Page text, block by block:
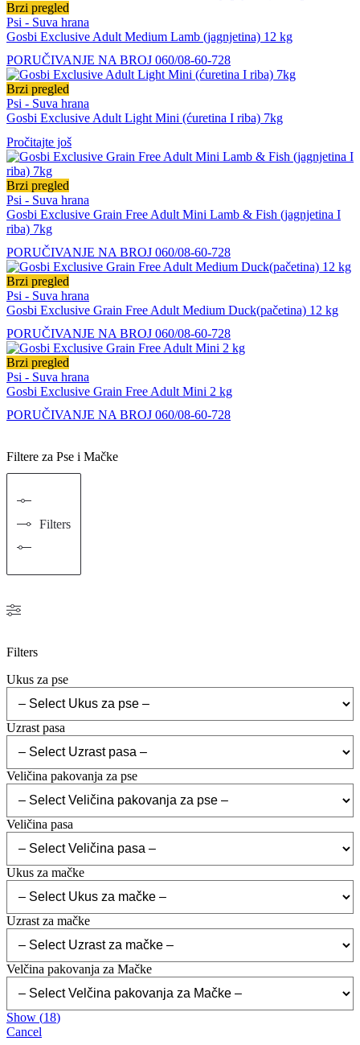
Brzi pregled
Psi - Suva hrana
Gosbi Exclusive Adult Medium Lamb (jagnjetina) 12 kg
PORUČIVANJE NA BROJ 060/08-60-728
Brzi pregled
Psi - Suva hrana
Gosbi Exclusive Adult Light Mini (ćuretina I riba) 7kg
Pročitajte još
Brzi pregled
Psi - Suva hrana
Gosbi Exclusive Grain Free Adult Mini Lamb & Fish (jagnjetina I
riba) 7kg
PORUČIVANJE NA BROJ 060/08-60-728
Brzi pregled
Psi - Suva hrana
Gosbi Exclusive Grain Free Adult Medium Duck(pačetina) 12 kg
PORUČIVANJE NA BROJ 060/08-60-728
Brzi pregled
Psi - Suva hrana
Gosbi Exclusive Grain Free Adult Mini 2 kg
PORUČIVANJE NA BROJ 060/08-60-728
Filtere za Pse i Mačke
Filters
Filters
Ukus za pse
Uzrast pasa
Veličina pakovanja za pse
Veličina pasa
Ukus za mačke
Uzrast za mačke
Velčina pakovanja za Mačke
Show (18)
Cancel